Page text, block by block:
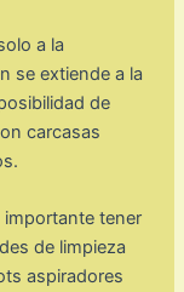
a la
se extiende a la
de
carcasas
importante tener
de limpieza
aspiradores